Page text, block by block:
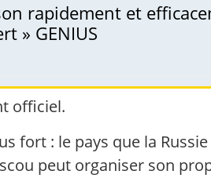
rapidement et
» GENIUS
officiel.
fort : le pays que la
peut organiser son